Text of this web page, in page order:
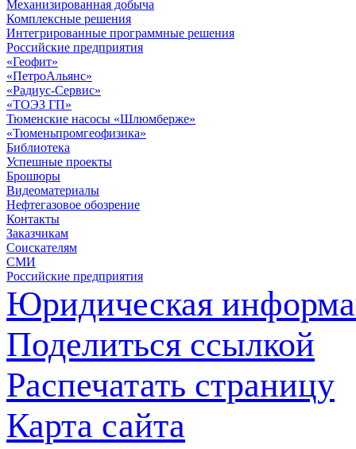
Механизированная добыча
Комплексные решения
Интегрированные программные решения
Российские предприятия
«Геофит»
«ПетроАльянс»
«Радиус-Сервис»
«ТОЭЗ ГП»
Тюменские насосы «Шлюмберже»
«Тюменьпромгеофизика»
Библиотека
Успешные проекты
Брошюры
Видеоматериалы
Нефтегазовое обозрение
Контакты
Заказчикам
Соискателям
СМИ
Российские предприятия
Юридическая
Поделиться ссылкой
Распечатать страницу
Карта сайта